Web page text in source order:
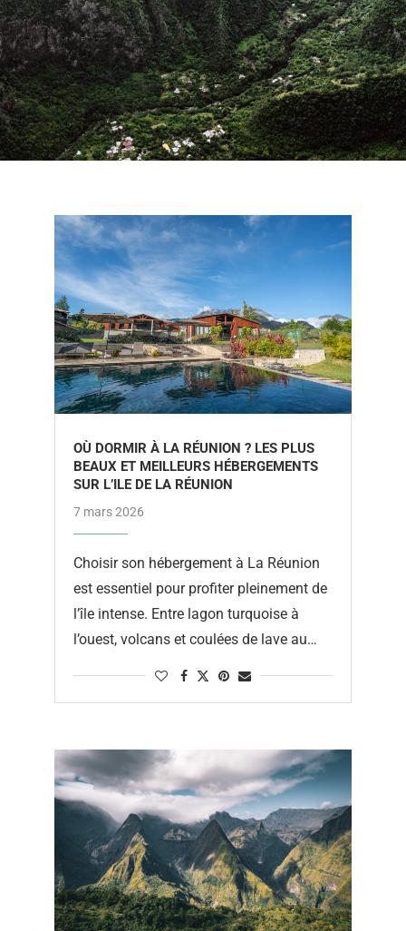
OÙ DORMIR À LA RÉUNION ? LES PLUS
BEAUX ET MEILLEURS HÉBERGEMENTS
SUR L’ILE DE LA RÉUNION
7 mars 2026
Choisir son hébergement à La Réunion
est essentiel pour profiter pleinement de
l’île intense. Entre lagon turquoise à
l’ouest, volcans et coulées de lave au